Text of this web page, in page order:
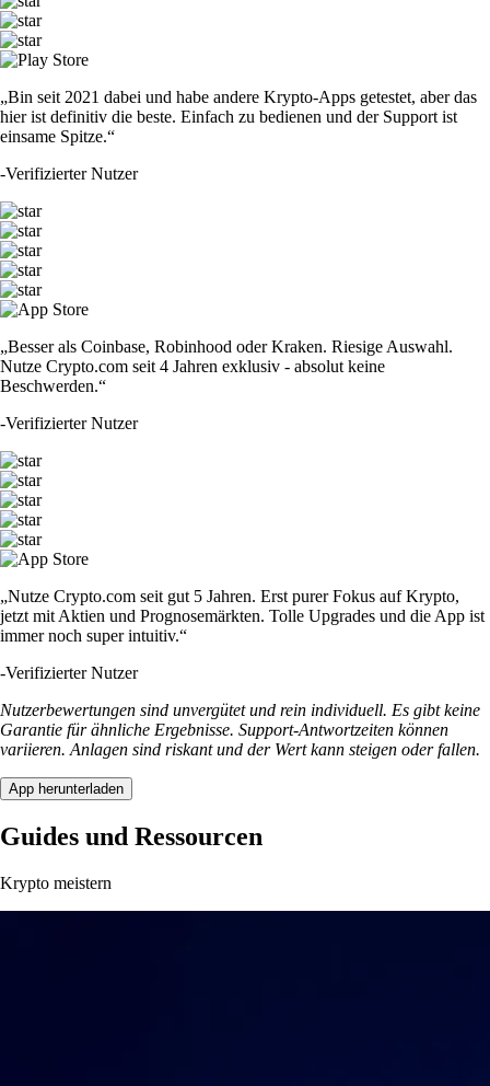
„Bin seit 2021 dabei und habe andere Krypto-Apps getestet, aber das
hier ist definitiv die beste. Einfach zu bedienen und der Support ist
einsame Spitze.“
-Verifizierter Nutzer
„Besser als Coinbase, Robinhood oder Kraken. Riesige Auswahl.
Nutze Crypto.com seit 4 Jahren exklusiv - absolut keine
Beschwerden.“
-Verifizierter Nutzer
„Nutze Crypto.com seit gut 5 Jahren. Erst purer Fokus auf Krypto,
jetzt mit Aktien und Prognosemärkten. Tolle Upgrades und die App ist
immer noch super intuitiv.“
-Verifizierter Nutzer
Nutzerbewertungen sind unvergütet und rein individuell. Es gibt keine
Garantie für ähnliche Ergebnisse. Support-Antwortzeiten können
variieren. Anlagen sind riskant und der Wert kann steigen oder fallen.
App herunterladen
Guides und Ressourcen
Krypto meistern